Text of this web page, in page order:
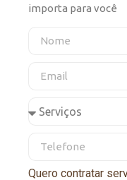
importa para você
Quero contratar